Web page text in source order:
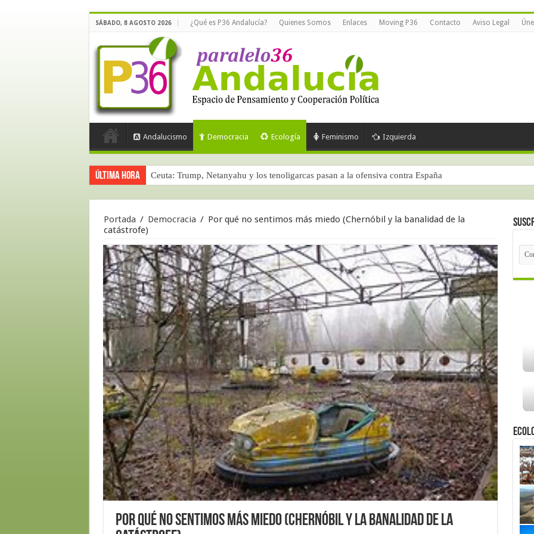
SÁBADO, 8 AGOSTO 2026 ¿Qué es P36 Andalucía? Quienes Somos Enlaces Moving P36 Contacto Aviso Legal
Andalucismo Democracia Ecología Feminismo Izquierda
Última hora Ceuta: Trump, Netanyahu y los tenoligarcas pasan a la ofensiva contra España
Portada / Democracia / Por qué no sentimos más miedo (Chernóbil y la banalidad de la
catástrofe)
Por qué no sentimos más miedo (Chernóbil y la banalidad de la